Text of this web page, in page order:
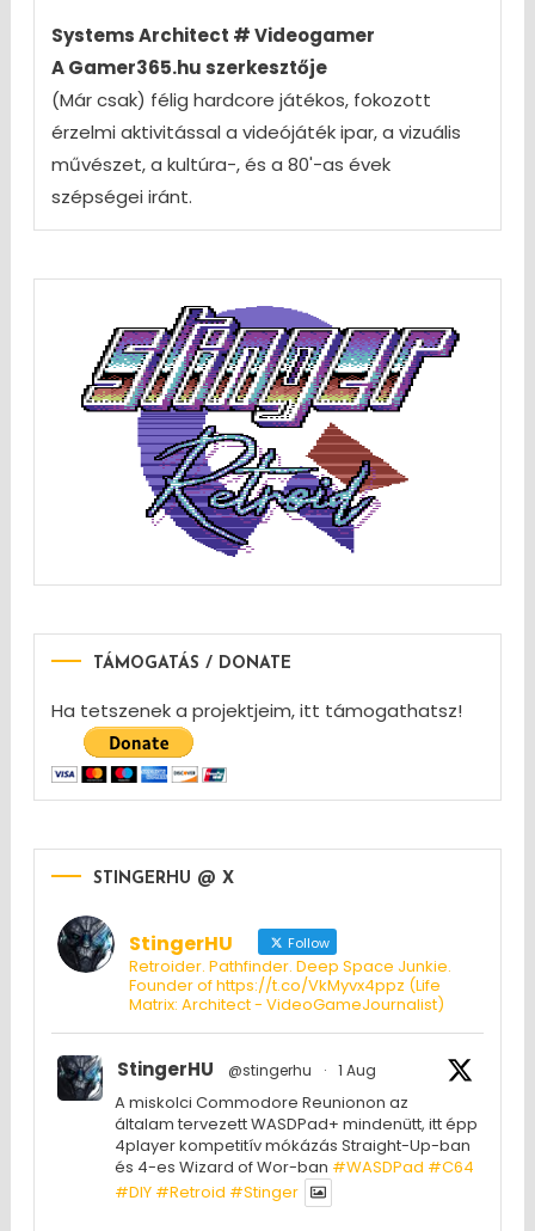
Systems Architect # Videogamer
A Gamer365.hu szerkesztője
(Már csak) félig hardcore játékos, fokozott
érzelmi aktivitással a videójáték ipar, a vizuális
művészet, a kultúra-, és a 80'-as évek
szépségei iránt.
TÁMOGATÁS / DONATE
Ha tetszenek a projektjeim, itt támogathatsz!
STINGERHU @ X
StingerHU Follow
Retroider. Pathfinder. Deep Space Junkie.
Founder of https://t.co/VkMyvx4ppz (Life
Matrix: Architect - VideoGameJournalist)
StingerHU @stingerhu · 1 Aug
A miskolci Commodore Reunionon az
általam tervezett WASDPad+ mindenütt, itt épp
4player kompetitív mókázás Straight-Up-ban
és 4-es Wizard of Wor-ban #WASDPad #C64
#DIY #Retroid #Stinger